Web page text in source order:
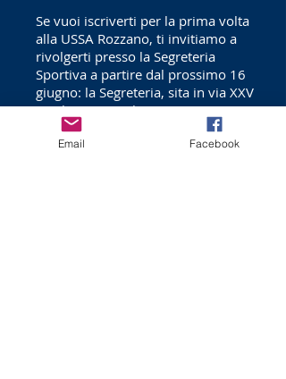
Se vuoi iscriverti per la prima volta
alla USSA Rozzano, ti invitiamo a
rivolgerti presso la Segreteria
Sportiva a partire dal prossimo 16
giugno: la Segreteria, sita in via XXV
Aprile 4 presso l'Oratorio
S.Giovanni Paolo II, sarà aperta ogni
martedì, giovedì e venerdì dalle
Email Facebook